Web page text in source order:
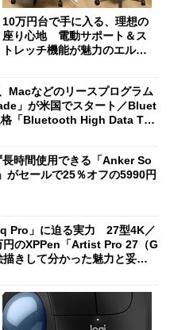
10万円台で手に入る、理想の
座り心地 電動サポート＆ス
トレッチ機能が魅力のエルゴ
Macなどのリースプログラム
」が米国でスタート／Bluet
「Bluetooth High Data Thr
時間使用できる「Anker So
セールで25％オフの5990円
Pro」に迫る実力 27型4K／
円のXPPen「Artist Pro 27（G
きして分かった魅力と妥協